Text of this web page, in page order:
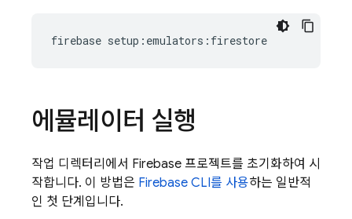
firebase setup:emulators:firestore
에뮬레이터 실행
작업 디렉터리에서 Firebase 프로젝트를 초기화하여 시
작합니다. 이 방법은 Firebase CLI를 사용하는 일반적
인 첫 단계입니다.